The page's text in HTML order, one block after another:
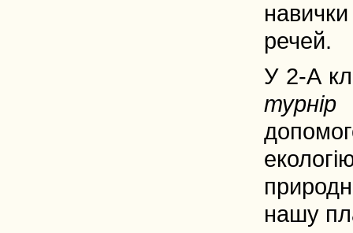
речей.
У 2-А
нашу